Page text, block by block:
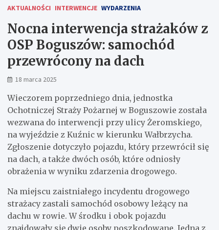
AKTUALNOŚCI INTERWENCJE WYDARZENIA
Nocna interwencja strażaków z
OSP Boguszów: samochód
przewrócony na dach
18 marca 2025
Wieczorem poprzedniego dnia, jednostka
Ochotniczej Straży Pożarnej w Boguszowie została
wezwana do interwencji przy ulicy Żeromskiego,
na wyjeździe z Kuźnic w kierunku Wałbrzycha.
Zgłoszenie dotyczyło pojazdu, który przewrócił się
na dach, a także dwóch osób, które odniosły
obrażenia w wyniku zdarzenia drogowego.
Na miejscu zaistniałego incydentu drogowego
strażacy zastali samochód osobowy leżący na
dachu w rowie. W środku i obok pojazdu
znajdowały się dwie osoby poszkodowane. Jedna z